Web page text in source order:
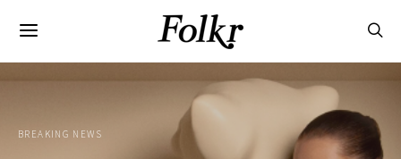
BREAKING NEWS